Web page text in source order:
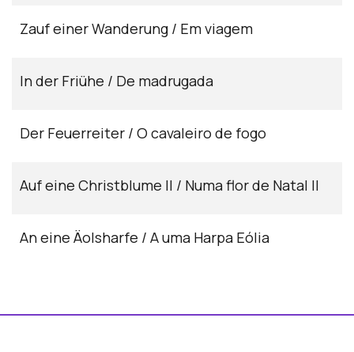
Zauf einer Wanderung / Em viagem
In der Friühe / De madrugada
Der Feuerreiter / O cavaleiro de fogo
Auf eine Christblume II / Numa flor de Natal II
An eine Äolsharfe / A uma Harpa Eólia